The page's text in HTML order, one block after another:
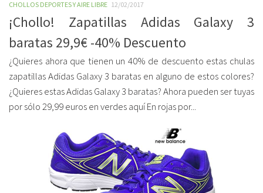
CHOLLOS DEPORTES Y AIRE LIBRE 12/02/2017
¡Chollo! Zapatillas Adidas Galaxy 3
baratas 29,9€ -40% Descuento
¿Quieres ahora que tienen un 40% de descuento estas chulas
zapatillas Adidas Galaxy 3 baratas en alguno de estos colores?
¿Quieres estas Adidas Galaxy 3 baratas? Ahora pueden ser tuyas
por sólo 29,99 euros en verdes aquí En rojas por...